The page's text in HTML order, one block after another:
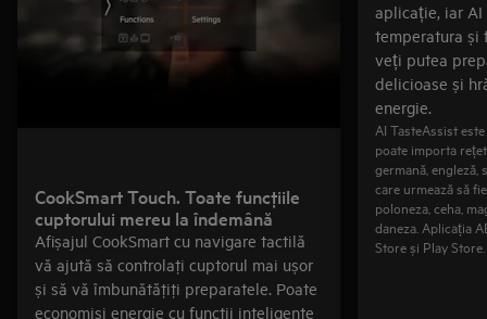
CookSmart Touch. Toate funcţiile
cuptorului mereu la îndemână
Afișajul CookSmart cu navigare tactilă
vă ajută să controlaţi cuptorul mai ușor
și să vă îmbunătăţiţi preparatele. Poate
economisi energie cu funcţii inteligente
aplicație, iar
temperatura și
veți putea
delicioase și
energie.
AI TasteAssist
poate importa
germană, engleză,
care urmează să
poloneza, ceha,
daneza. Aplicația
Store și Play Store.